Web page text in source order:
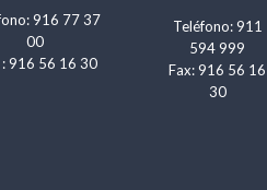
916 77 37
00
: 916 56 16 30
Teléfono: 911
594 999
Fax: 916 56 16
30